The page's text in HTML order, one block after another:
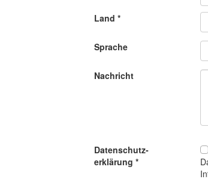
Land *
Sprache
Nachricht
Datenschutz­
erklärung *